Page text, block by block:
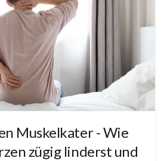
Muskelkater - Wie
zügig linderst und